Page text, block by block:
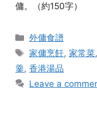
傭。（約150字）
Categories
外傭食譜
Tags
家傭烹飪, 家常菜
羹, 香港湯品
Leave a